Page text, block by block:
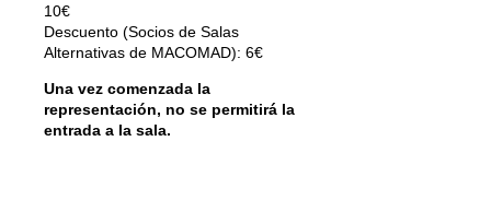
10€
Descuento (Socios de Salas
Alternativas de MACOMAD): 6€
Una vez comenzada la
representación, no se permitirá la
entrada a la sala.